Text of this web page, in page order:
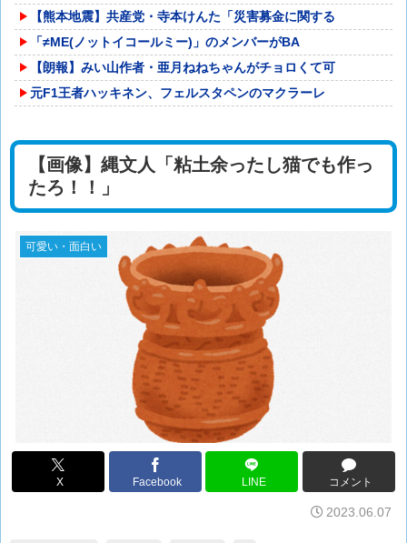
【熊本地震】共産党・寺本けんた「災害募金に関する
「≠ME(ノットイコールミー)」のメンバーがBA
【朗報】みい山作者・亜月ねねちゃんがチョロくて可
元F1王者ハッキネン、フェルスタペンのマクラーレ
【画像】縄文人「粘土余ったし猫でも作っ
たろ！！」
可愛い・面白い
X Facebook LINE コメント
2023.06.07